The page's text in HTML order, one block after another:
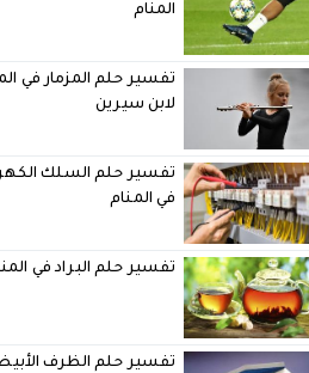
المنام
تفسير حلم المزمار في
لابن سيرين
تفسير حلم السلك
في المنام
تفسير حلم البراد في
تفسير حلم الظرف